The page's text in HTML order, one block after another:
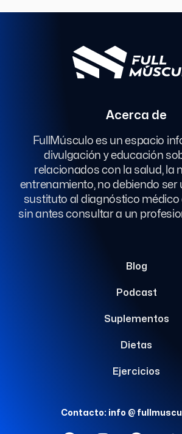
Acerca de
FullMúsculo es un espacio
divulgación y educación
relacionados con la salud, la
entrenamiento, no debiendo ser
sustituto al diagnóstico
sin antes consultar a un
Blog
Podcast
Suplementos
Dietas
Ejercicios
Contacto: info @